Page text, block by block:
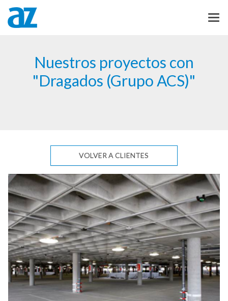
Nuestros proyectos con
"Dragados (Grupo ACS)"
VOLVER A CLIENTES